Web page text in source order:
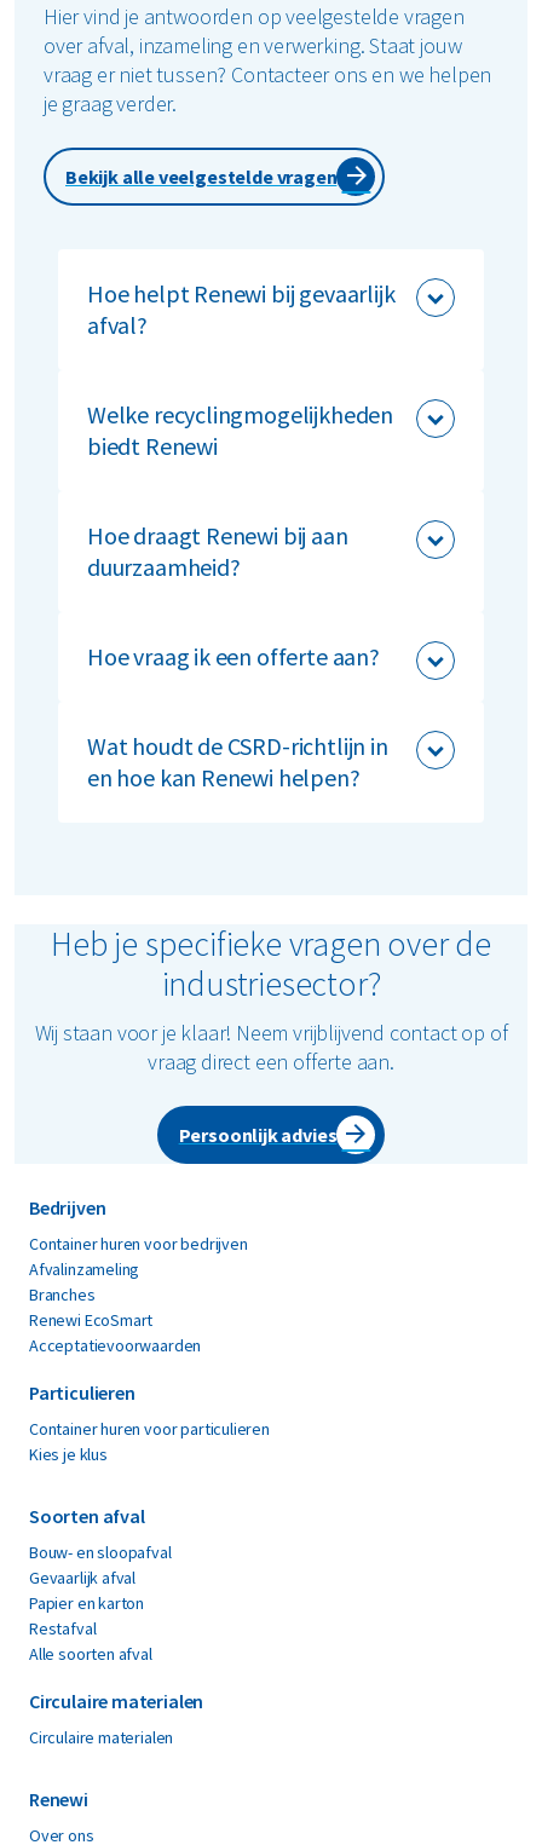
Hier vind je antwoorden op veelgestelde vragen
over afval, inzameling en verwerking. Staat jouw
vraag er niet tussen? Contacteer ons en we helpen
je graag verder.
Bekijk alle veelgestelde vragen
Hoe helpt Renewi bij gevaarlijk
afval?
transport en verwerking volgens de
wettelijke normen. Ook ontvang je
Welke recyclingmogelijkheden
biedt Renewi
verwerking van kunststofafval: Renewi
biedt oplossingen op maat.
Hoe draagt Renewi bij aan
duurzaamheid?
verkleinen jouw ecologische voetafdruk
en stimuleren een circulaire economie.
Hoe vraag ik een offerte aan?
binnen 24 uur een voorstel.
Wat houdt de CSRD-richtlijn in
en hoe kan Renewi helpen?
middel van CO
2- en recyclingrapportages
via MyRenewi, zodat je eenvoudig aan de
wettelijke eisen en
Heb je specifieke vragen over de
industriesector?
Wij staan voor je klaar! Neem vrijblijvend contact op of
vraag direct een offerte aan.
Persoonlijk advies
Bedrijven
Container huren voor bedrijven
Afvalinzameling
Branches
Renewi EcoSmart
Acceptatievoorwaarden
Particulieren
Container huren voor particulieren
Kies je klus
Soorten afval
Bouw- en sloopafval
Gevaarlijk afval
Papier en karton
Restafval
Alle soorten afval
Circulaire materialen
Circulaire materialen
Renewi
Over ons